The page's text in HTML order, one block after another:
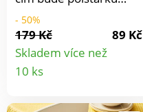
více, tím lépe! Zapínání
na zip.Ze sametově
jemného veluru.
Elegantní + jemný.
Snadná údržba.
- 50%
179 Kč
89 Kč
Skladem více než
10 ks